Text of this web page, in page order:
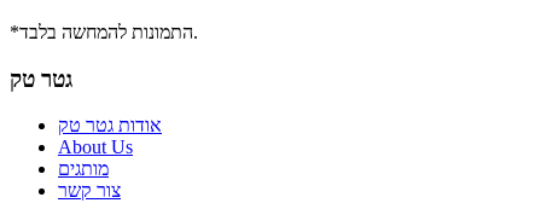
*התמונות להמחשה בלבד.
גטר טק
אודות גטר טק
About Us
מותגים
צור קשר